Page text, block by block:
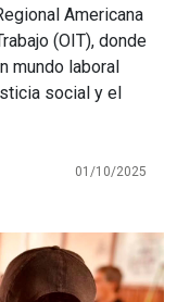
Americana
(OIT), donde
mundo laboral
social y el
01/10/2025